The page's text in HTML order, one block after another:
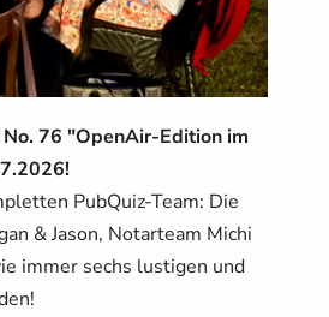
76 "OpenAir-Edition im
PubQuiz-Team: Die
& Jason, Notarteam Michi
immer sechs lustigen und